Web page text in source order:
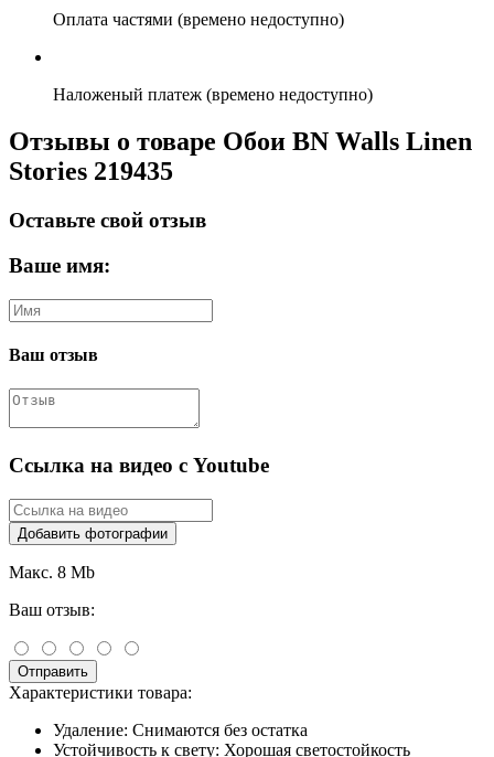
Оплата частями (времено недоступно)
Наложеный платеж (времено недоступно)
Отзывы о товаре Обои BN Walls Linen
Stories 219435
Оставьте свой отзыв
Ваше имя:
Ваш отзыв
Ссылка на видео с Youtube
Добавить фотографии
Макс. 8 Mb
Ваш отзыв:
Отправить
Характеристики товара:
Удаление: Снимаются без остатка
Устойчивость к свету: Хорошая светостойкость